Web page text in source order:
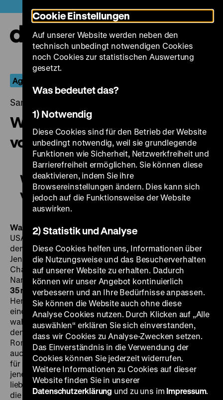
zum
Seiteninhalt
springen
Agnieszka Holland
Samstag, 25. April 2015, 21.00 - 00.00 Uhr
Washington Square / Die Erbin
vom Washington Square
Washington Square / Die Erbin
vom Washington Square
Washington Square / Die Erbin vom Washington Square
USA 1997, R: Agnieszka Holland, B: Carol Doyle (nach
dem Roman von Henry James), K: Jerzy Zieli?ski, D:
Jennifer Jason Leigh, Albert Finney, Maggie Smith, Ben
Chaplin, Judith Ivey, Jennifer Garner, Robert Stanton,
Nancy Daly, Peter Maloney, Lauren Hulsey, 116' ·
35 mm, OFSA 25.04. um 21 Uhr Hollands Adaption von
Henry James' Roman von 1881 wurde als Bestandteil
einer ganzen Welle prächtig ausgestatteter Filme
wahrgenommen, die auf Grundlage von Romanen aus
dem 19. Jahrhundert im Allgemeinen, von James-
Romanen im Besonderen entstanden. Wahrscheinlich
auch gründend auf der Tatsache, dass Regisseurinnen
für diese Welle verantwortlich zeichneten, erkundet
jene nicht so sehr das romantische Potenzial und die
liebreizenden Dekors, sondern fokussiert vor allem auf
die Frauenfiguren und deren gesellschaftliche
Cookie Einstellungen
Auf unserer Website werden neben den
technisch unbedingt notwendigen Cookies
noch Cookies zur statistischen Auswertung
gesetzt.
Was bedeutet das?
1) Notwendig
Diese Cookies sind für den Betrieb der Website
unbedingt notwendig, weil sie grundlegende
Funktionen wie Sicherheit, Netzwerkfreiheit und
Barrierefreiheit ermöglichen. Sie können diese
deaktivieren, indem Sie ihre
Browsereinstellungen ändern. Dies kann sich
jedoch auf die Funktionsweise der Website
auswirken.
2) Statistik und Analyse
Diese Cookies helfen uns, Informationen über
die Nutzungsweise und das Besucherverhalten
auf unserer Website zu erhalten. Dadurch
können wir unser Angebot kontinuierlich
verbessern und an Ihre Bedürfnisse anpassen.
Sie können die Website auch ohne diese
Analyse Cookies nutzen. Durch Klicken auf „Alle
auswählen“ erklären Sie sich einverstanden,
dass wir Cookies zu Analyse-Zwecken setzen.
Das Einverständnis in die Verwendung der
Cookies können Sie jederzeit widerrufen.
Weitere Informationen zu Cookies auf dieser
Website finden Sie in unserer
Datenschutzerklärung und zu uns im Impressum.